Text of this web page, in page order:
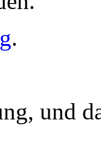
.
und